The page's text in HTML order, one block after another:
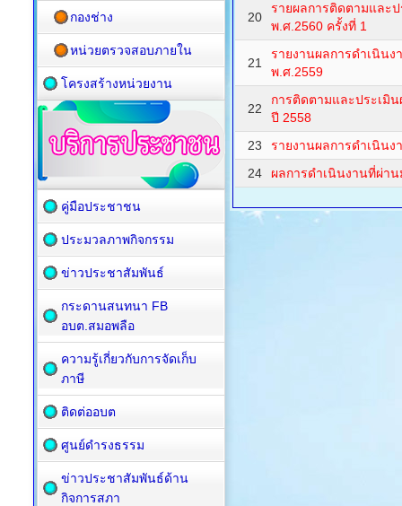
20
รายผลการติดตามและ
พ.ศ.2560 ครั้งที่ 1
21
รายงานผลการดำเนิน
พ.ศ.2559
22
การติดตามและประเมิ
ปี 2558
23
รายงานผลการดำเนิน
24
ผลการดำเนินงานที่ผ่าน
กองช่าง
หน่วยตรวจสอบภายใน
โครงสร้างหน่วยงาน
คู่มือประชาชน
ประมวลภาพกิจกรรม
ข่าวประชาสัมพันธ์
กระดานสนทนา FB
อบต.สมอพลือ
ความรู้เกี่ยวกับการจัดเก็บ
ภาษี
ติดต่ออบต
ศูนย์ดำรงธรรม
ข่าวประชาสัมพันธ์ด้าน
กิจการสภา